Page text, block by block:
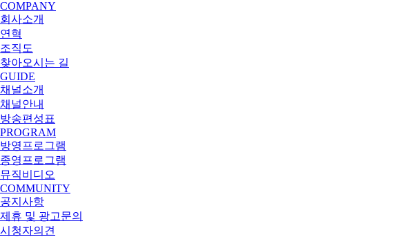
COMPANY
회사소개
연혁
조직도
찾아오시는 길
GUIDE
채널소개
채널안내
방송편성표
PROGRAM
방영프로그램
종영프로그램
뮤직비디오
COMMUNITY
공지사항
제휴 및 광고문의
시청자의견